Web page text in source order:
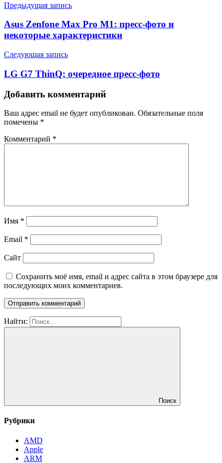
Предыдущая запись
Asus Zenfone Max Pro M1: пресс-фото и
некоторые характеристики
Следующая запись
LG G7 ThinQ: очередное пресс-фото
Добавить комментарий
Ваш адрес email не будет опубликован. Обязательные поля
помечены *
Комментарий *
Имя *
Email *
Сайт
Сохранить моё имя, email и адрес сайта в этом браузере для
последующих моих комментариев.
Найти:
Поиск
Рубрики
AMD
Apple
ARM